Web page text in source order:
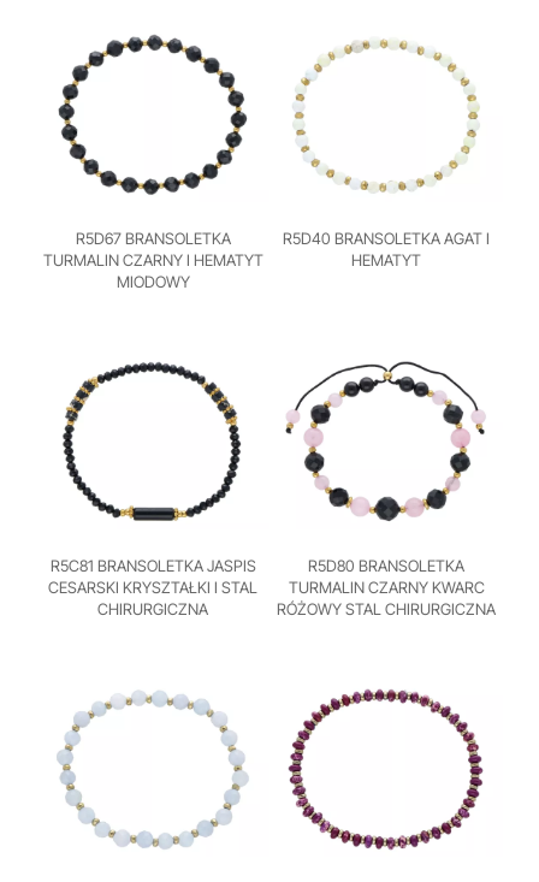
R5D67 BRANSOLETKA
TURMALIN CZARNY I HEMATYT
MIODOWY
R5D40 BRANSOLETKA AGAT I
HEMATYT
R5C81 BRANSOLETKA JASPIS
CESARSKI KRYSZTAŁKI I STAL
CHIRURGICZNA
R5D80 BRANSOLETKA
TURMALIN CZARNY KWARC
RÓŻOWY STAL CHIRURGICZNA